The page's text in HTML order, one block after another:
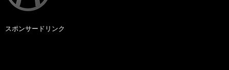
スポンサードリンク